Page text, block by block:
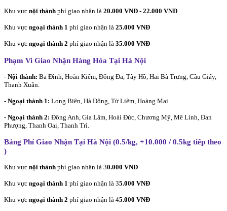
Khu vực nội thành phí giao nhận là 20.000 VNĐ - 22.000 VNĐ
Khu vực ngoại thành 1 phí giao nhận là 25.000 VNĐ
Khu vực ngoại thành 2 phí giao nhận là 35.000 VNĐ
Phạm Vi Giao Nhận Hàng Hóa Tại Hà Nội
- Nội thành: Ba Đình, Hoàn Kiếm, Đống Đa, Tây Hồ, Hai Bà Trưng, Cầu Giấy,
Thanh Xuân.
- Ngoại thành 1: Long Biên, Hà Đông, Từ Liêm, Hoàng Mai.
- Ngoại thành 2: Đông Anh, Gia Lâm, Hoài Đức, Chương Mỹ, Mê Linh, Đan
Phượng, Thanh Oai, Thanh Trì.
Bảng Phí Giao Nhận Tại Hà Nội (0.5/kg, +10.000 / 0.5kg tiếp theo
)
Khu vực nội thành phí giao nhận là 30.000 VNĐ
Khu vực ngoại thành 1 phí giao nhận là 35.000 VNĐ
Khu vực ngoại thành 2 phí giao nhận là 45.000 VNĐ